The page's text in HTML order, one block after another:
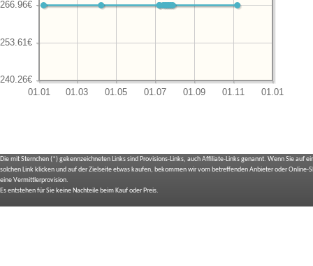
Die mit Sternchen (*) gekennzeichneten Links sind Provisions-Links, auch Affiliate-Links genannt. Wenn Sie auf
solchen Link klicken und auf der Zielseite etwas kaufen, bekommen wir vom betreffenden Anbieter oder Online-
eine Vermittlerprovision.
Es entstehen für Sie keine Nachteile beim Kauf oder Preis.